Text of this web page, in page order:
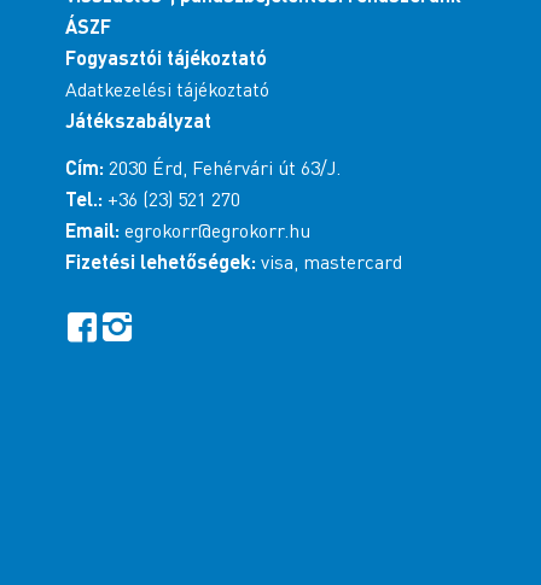
ÁSZF
Fogyasztói tájékoztató
Adatkezelési tájékoztató
Játékszabályzat
Cím: 2030 Érd, Fehérvári út 63/J.
Tel.: +36 (23) 521 270
Email: egrokorr@egrokorr.hu
Fizetési lehetőségek: visa, mastercard